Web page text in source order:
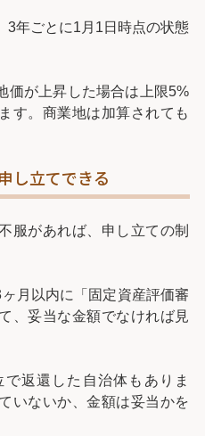
3年ごとに1月1日時点の状態
価が上昇した場合は上限5%
す。商業地は加算されても
し立てできる
服があれば、申し立ての制
月以内に「固定資産評価審
、妥当な金額でなければ見
返還した自治体もありま
いないか、金額は妥当かを